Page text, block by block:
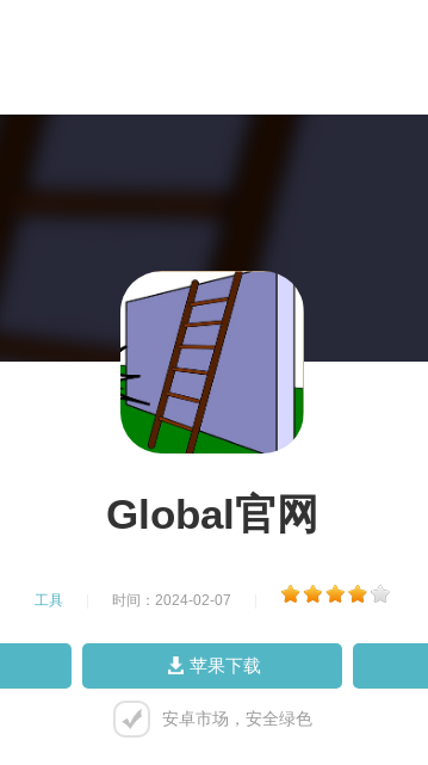
Global官网
工具 时间：2024-02-07
苹果下载
安卓市场，安全绿色